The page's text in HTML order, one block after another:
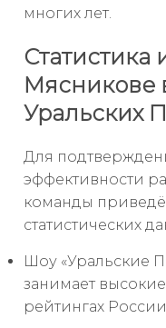
многих лет.
Статистика
Мясникове
Уральских
Для
эффективности
команды
статистических
Шоу «Уральские
занимает
рейтингах России.